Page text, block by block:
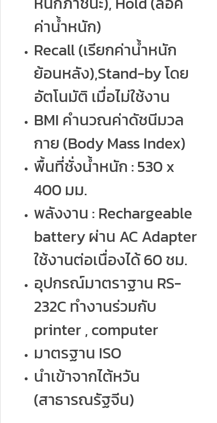
ค่าน้ำหนัก)
Recall (เรียกค่าน้ำหนัก
ย้อนหลัง),Stand-by โดย
อัตโนมัติ เมื่อไม่ใช้งาน
BMI คำนวณค่าดัชนีมวล
กาย (Body Mass Index)
พื้นที่ชั่งน้ำหนัก : 530 x
400 มม.
พลังงาน : Rechargeable
battery ผ่าน AC Adapter
ใช้งานต่อเนื่องได้ 60 ชม.
อุปกรณ์มาตราฐาน RS-
232C ทำงานร่วมกับ
printer , computer
มาตรฐาน ISO
นำเข้าจากไต้หวัน
(สาธารณรัฐจีน)